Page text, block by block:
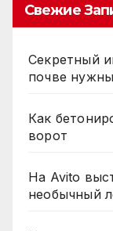
Свежие
Секретный
почве
Как
ворот
На Avito
необычный